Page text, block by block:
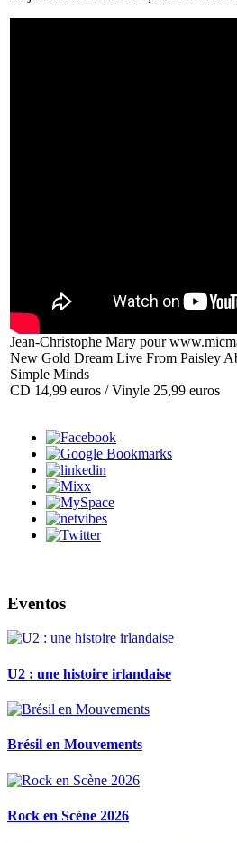
Jean-Christophe Mary pour
New Gold Dream Live From Paisley
Simple Minds
CD 14,99 euros / Vinyle 25,99 euros
Eventos
U2 : une histoire irlandaise
Brésil en Mouvements
Rock en Scène 2026